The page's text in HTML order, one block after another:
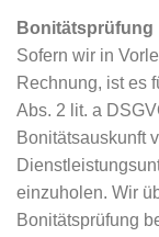
Bonitätsprüfung
Sofern wir in
Rechnung, ist es
Abs. 2 lit. a
Bonitätsauskunft
einzuholen. Wir
Bonitätsprüfung